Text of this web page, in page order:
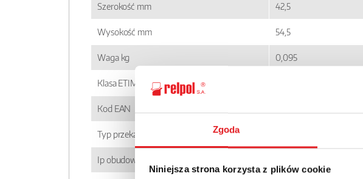
Zgoda
Niniejsza strona korzysta z plików cookie
Szerokość mm 42,5
Wysokość mm 54,5
Waga kg 0,095
Klasa ETIM
Kod EAN
Typ przekaźnika
Ip obudowy